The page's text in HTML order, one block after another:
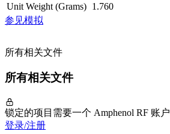
Unit Weight (Grams) 1.760
参见模拟
所有相关文件
所有相关文件
锁定的项目需要一个 Amphenol RF 账户
登录/注册